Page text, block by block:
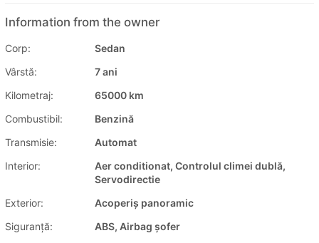
Information from the owner
Corp:
Sedan
Vârstă:
7 ani
Kilometraj:
65000 km
Combustibil:
Benzină
Transmisie:
Automat
Interior:
Aer conditionat, Controlul climei dublă,
Servodirectie
Exterior:
Acoperiș panoramic
Siguranţă:
ABS, Airbag șofer